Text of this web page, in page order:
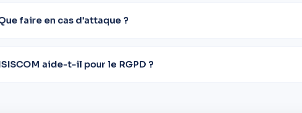
faire en cas d'attaque ?
aide-t-il pour le RGPD ?